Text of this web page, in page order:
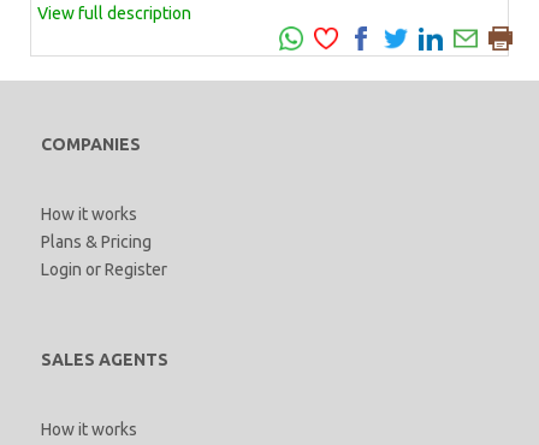
View full description
COMPANIES
How it works
Plans & Pricing
Login orRegister
SALES AGENTS
How it works